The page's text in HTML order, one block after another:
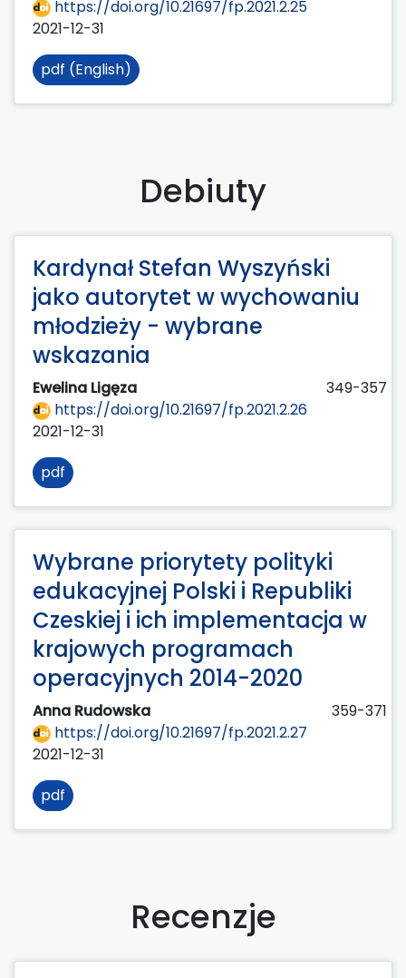
https://doi.org/10.21697/fp.2021.2.25
2021-12-31
pdf (English)
Debiuty
Kardynał Stefan Wyszyński
jako autorytet w wychowaniu
młodzieży - wybrane
wskazania
Ewelina Ligęza
349-357
https://doi.org/10.21697/fp.2021.2.26
2021-12-31
pdf
Wybrane priorytety polityki
edukacyjnej Polski i Republiki
Czeskiej i ich implementacja w
krajowych programach
operacyjnych 2014-2020
Anna Rudowska
359-371
https://doi.org/10.21697/fp.2021.2.27
2021-12-31
pdf
Recenzje